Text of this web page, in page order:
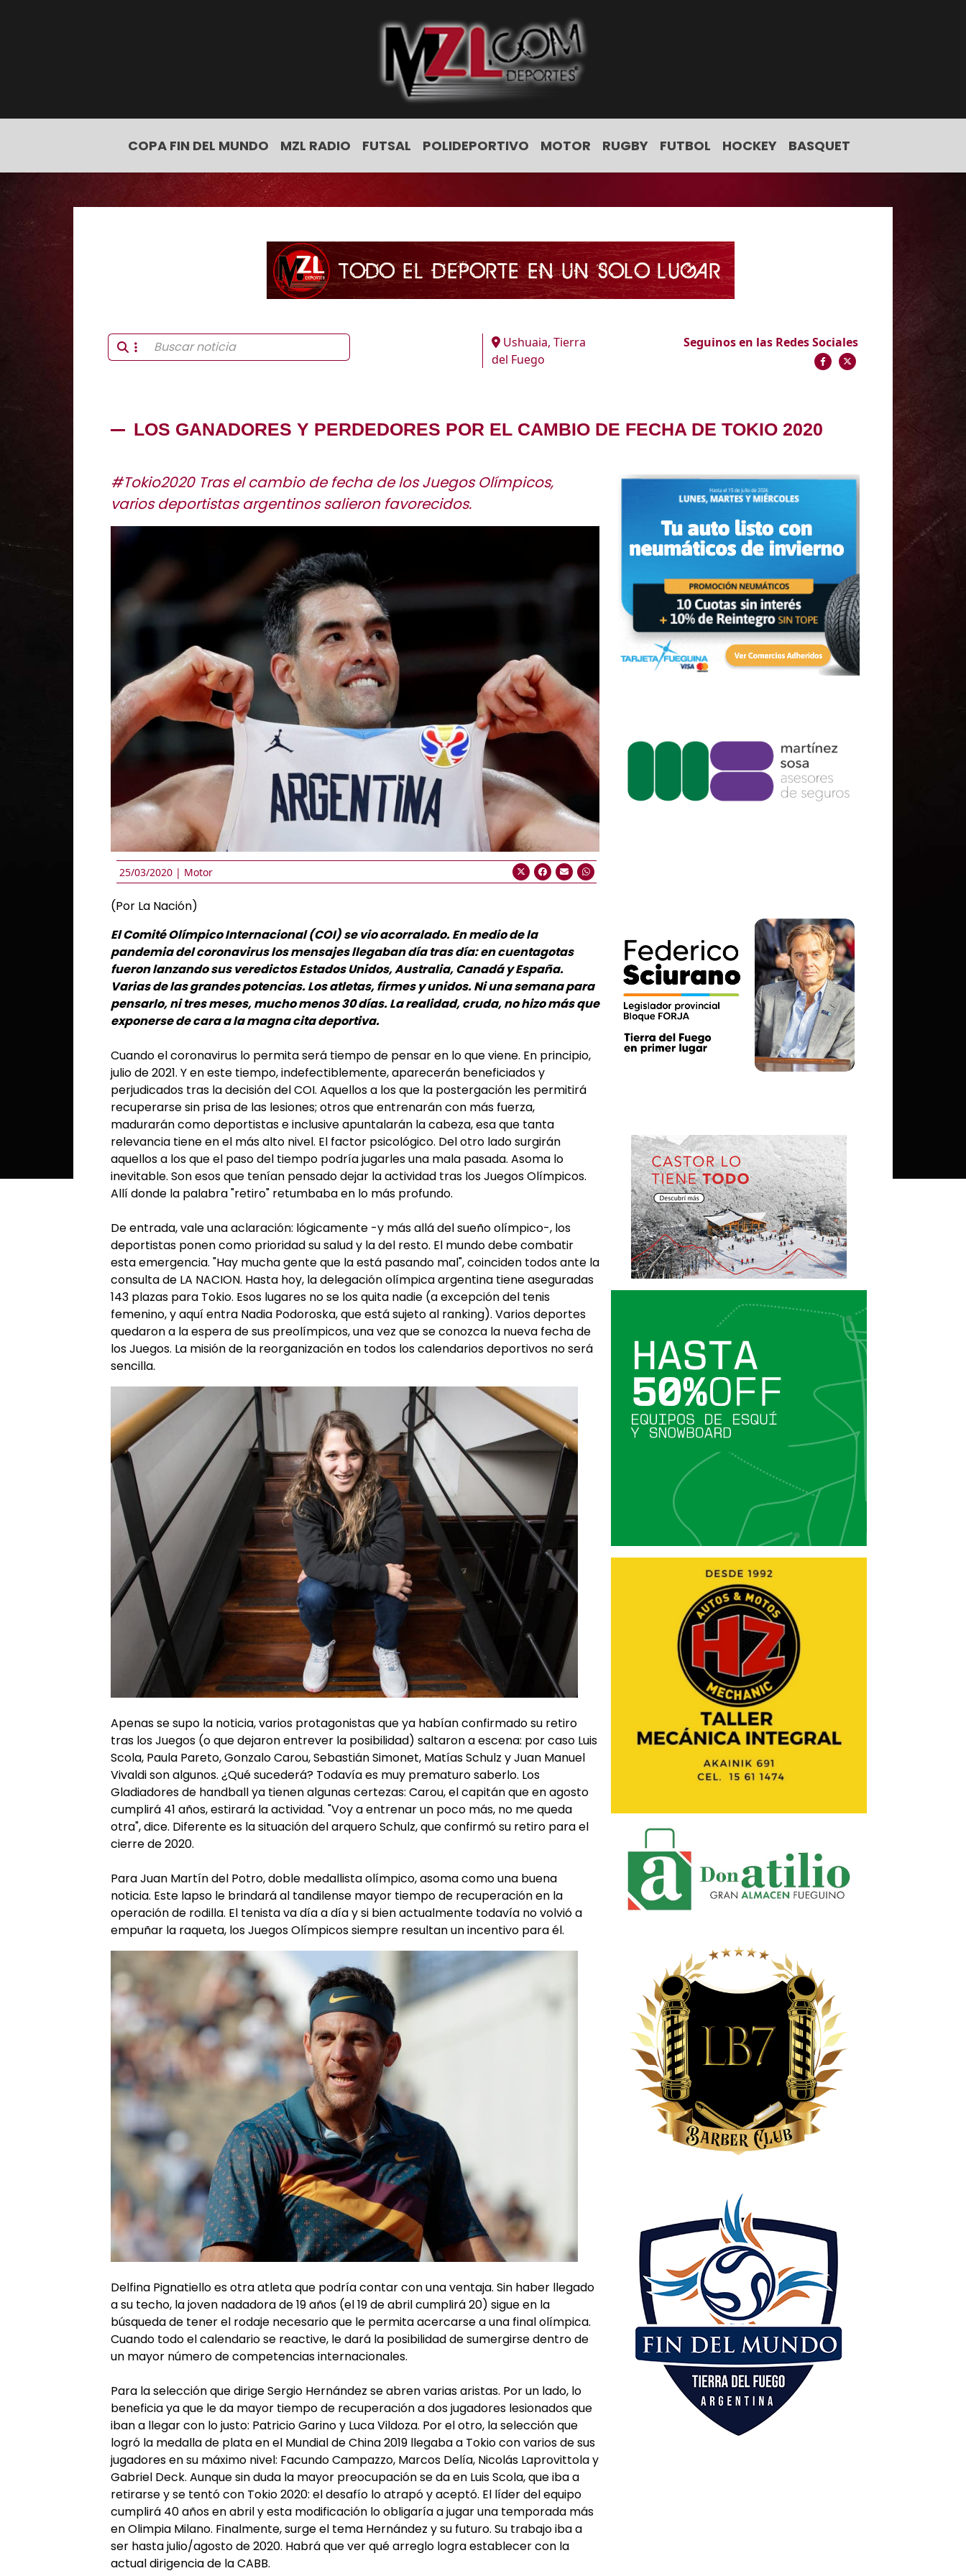
COPA FIN DEL MUNDO MZL RADIO FUTSAL POLIDEPORTIVO MOTOR RUGBY FUTBOL HOCKEY BASQUET
Ushuaia, Tierra
del Fuego
Seguinos en las Redes Sociales
LOS GANADORES Y PERDEDORES POR EL CAMBIO DE FECHA DE TOKIO 2020
#Tokio2020 Tras el cambio de fecha de los Juegos Olímpicos,
varios deportistas argentinos salieron favorecidos.
25/03/2020 | Motor
(Por La Nación)
El Comité Olímpico Internacional (COI) se vio acorralado. En medio de la
pandemia del coronavirus los mensajes llegaban día tras día: en cuentagotas
fueron lanzando sus veredictos Estados Unidos, Australia, Canadá y España.
Varias de las grandes potencias. Los atletas, firmes y unidos. Ni una semana para
pensarlo, ni tres meses, mucho menos 30 días. La realidad, cruda, no hizo más que
exponerse de cara a la magna cita deportiva.
Cuando el coronavirus lo permita será tiempo de pensar en lo que viene. En principio,
julio de 2021. Y en este tiempo, indefectiblemente, aparecerán beneficiados y
perjudicados tras la decisión del COI. Aquellos a los que la postergación les permitirá
recuperarse sin prisa de las lesiones; otros que entrenarán con más fuerza,
madurarán como deportistas e inclusive apuntalarán la cabeza, esa que tanta
relevancia tiene en el más alto nivel. El factor psicológico. Del otro lado surgirán
aquellos a los que el paso del tiempo podría jugarles una mala pasada. Asoma lo
inevitable. Son esos que tenían pensado dejar la actividad tras los Juegos Olímpicos.
Allí donde la palabra "retiro" retumbaba en lo más profundo.
De entrada, vale una aclaración: lógicamente -y más allá del sueño olímpico-, los
deportistas ponen como prioridad su salud y la del resto. El mundo debe combatir
esta emergencia. "Hay mucha gente que la está pasando mal", coinciden todos ante la
consulta de LA NACION. Hasta hoy, la delegación olímpica argentina tiene aseguradas
143 plazas para Tokio. Esos lugares no se los quita nadie (a excepción del tenis
femenino, y aquí entra Nadia Podoroska, que está sujeto al ranking). Varios deportes
quedaron a la espera de sus preolímpicos, una vez que se conozca la nueva fecha de
los Juegos. La misión de la reorganización en todos los calendarios deportivos no será
sencilla.
Apenas se supo la noticia, varios protagonistas que ya habían confirmado su retiro
tras los Juegos (o que dejaron entrever la posibilidad) saltaron a escena: por caso Luis
Scola, Paula Pareto, Gonzalo Carou, Sebastián Simonet, Matías Schulz y Juan Manuel
Vivaldi son algunos. ¿Qué sucederá? Todavía es muy prematuro saberlo. Los
Gladiadores de handball ya tienen algunas certezas: Carou, el capitán que en agosto
cumplirá 41 años, estirará la actividad. "Voy a entrenar un poco más, no me queda
otra", dice. Diferente es la situación del arquero Schulz, que confirmó su retiro para el
cierre de 2020.
Para Juan Martín del Potro, doble medallista olímpico, asoma como una buena
noticia. Este lapso le brindará al tandilense mayor tiempo de recuperación en la
operación de rodilla. El tenista va día a día y si bien actualmente todavía no volvió a
empuñar la raqueta, los Juegos Olímpicos siempre resultan un incentivo para él.
Delfina Pignatiello es otra atleta que podría contar con una ventaja. Sin haber llegado
a su techo, la joven nadadora de 19 años (el 19 de abril cumplirá 20) sigue en la
búsqueda de tener el rodaje necesario que le permita acercarse a una final olímpica.
Cuando todo el calendario se reactive, le dará la posibilidad de sumergirse dentro de
un mayor número de competencias internacionales.
Para la selección que dirige Sergio Hernández se abren varias aristas. Por un lado, lo
beneficia ya que le da mayor tiempo de recuperación a dos jugadores lesionados que
iban a llegar con lo justo: Patricio Garino y Luca Vildoza. Por el otro, la selección que
logró la medalla de plata en el Mundial de China 2019 llegaba a Tokio con varios de sus
jugadores en su máximo nivel: Facundo Campazzo, Marcos Delía, Nicolás Laprovittola y
Gabriel Deck. Aunque sin duda la mayor preocupación se da en Luis Scola, que iba a
retirarse y se tentó con Tokio 2020: el desafío lo atrapó y aceptó. El líder del equipo
cumplirá 40 años en abril y esta modificación lo obligaría a jugar una temporada más
en Olimpia Milano. Finalmente, surge el tema Hernández y su futuro. Su trabajo iba a
ser hasta julio/agosto de 2020. Habrá que ver qué arreglo logra establecer con la
actual dirigencia de la CABB.